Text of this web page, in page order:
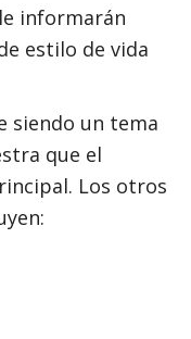
informarán
estilo de vida
siendo un tema
que el
Los otros